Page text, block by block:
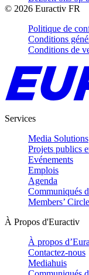
© 2026 Euractiv FR
Politique de
Conditions
Conditions de
Services
Media Solutions
Projets publics
Evénements
Emplois
Agenda
Communiqués
Members’ Circle
À Propos d'Euractiv
À propos
Contactez-nous
Mediahuis